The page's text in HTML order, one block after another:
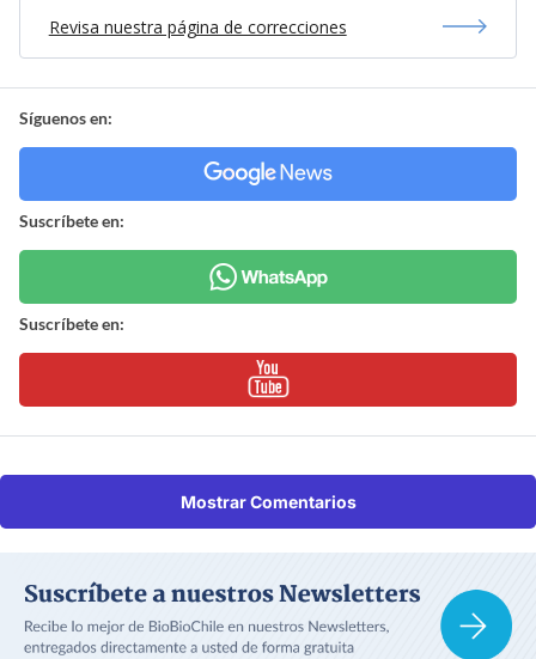
Revisa nuestra página de correcciones
Síguenos en:
Suscríbete en:
Suscríbete en:
Mostrar Comentarios